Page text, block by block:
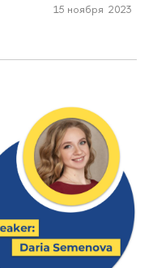
15 ноября 2023